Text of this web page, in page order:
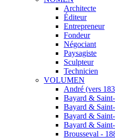
Architecte
Éditeur
Entrepreneur
Fondeur
Négociant
Paysagiste
Sculpteur
Technicien
VOLUMEN
André (vers
Bayard &
Bayard &
Bayard &
Bayard &
Brousseval -